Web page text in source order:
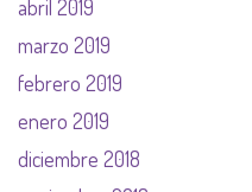
abril 2019
marzo 2019
febrero 2019
enero 2019
diciembre 2018